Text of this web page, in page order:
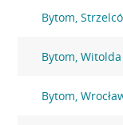
Bytom,
Bytom,
Bytom,